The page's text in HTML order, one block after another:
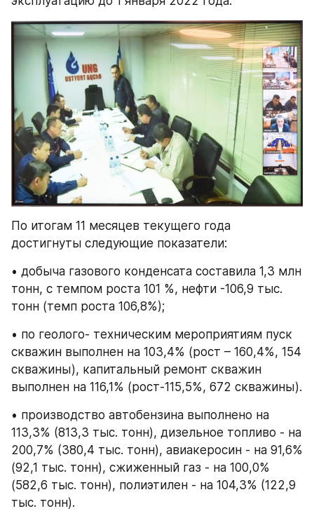
По итогам 11 месяцев текущего года
достигнуты следующие показатели:
• добыча газового конденсата составила 1,3 млн
тонн, с темпом роста 101 %, нефти -106,9 тыс.
тонн (темп роста 106,8%);
• по геолого- техническим мероприятиям пуск
скважин выполнен на 103,4% (рост – 160,4%, 154
скважины), капитальный ремонт скважин
выполнен на 116,1% (рост-115,5%, 672 скважины).
• производство автобензина выполнено на
113,3% (813,3 тыс. тонн), дизельное топливо - на
200,7% (380,4 тыс. тонн), авиакеросин - на 91,6%
(92,1 тыс. тонн), сжиженный газ - на 100,0%
(582,6 тыс. тонн), полиэтилен - на 104,3% (122,9
тыс. тонн).